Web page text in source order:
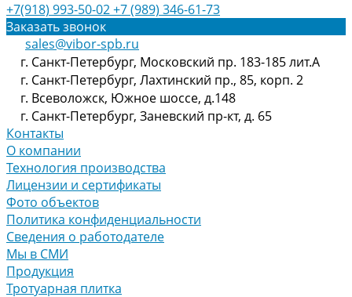
+7(918) 993-50-02+7 (989) 346-61-73
Заказать звонок
sales@vibor-spb.ru
г. Санкт-Петербург, Московский пр. 183-185 лит.А
г. Санкт-Петербург, Лахтинский пр., 85, корп. 2
г. Всеволожск, Южное шоссе, д.148
г. Санкт-Петербург, Заневский пр-кт, д. 65
Контакты
О компании
Технология производства
Лицензии и сертификаты
Фото объектов
Политика конфиденциальности
Сведения о работодателе
Мы в СМИ
Продукция
Тротуарная плитка